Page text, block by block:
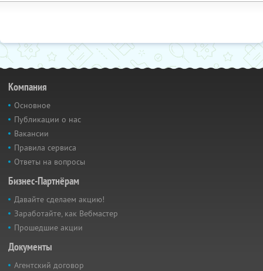
Компания
Основное
Публикации о нас
Вакансии
Правила сервиса
Ответы на вопросы
Бизнес-Партнёрам
Давайте сделаем акцию!
Заработайте, как Вебмастер
Прошедшие акции
Документы
Агентский договор